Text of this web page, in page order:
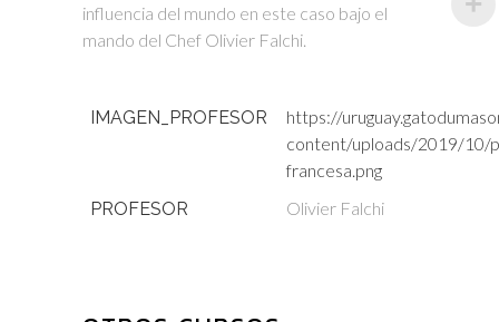
influencia del mundo en este caso bajo el
mando del Chef Olivier Falchi.
IMAGEN_PROFESOR
https://
content/uploads/2019/10/
francesa.png
PROFESOR
Olivier Falchi